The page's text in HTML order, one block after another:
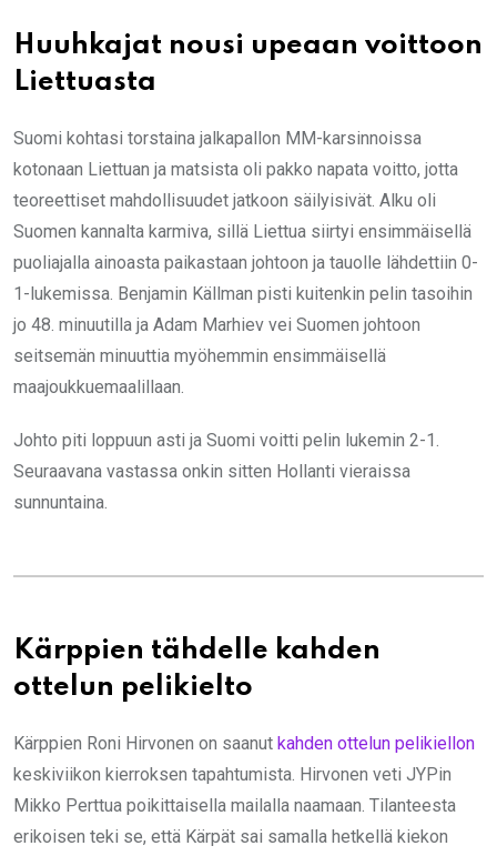
Huuhkajat nousi upeaan voittoon
Liettuasta
Suomi kohtasi torstaina jalkapallon MM-karsinnoissa
kotonaan Liettuan ja matsista oli pakko napata voitto, jotta
teoreettiset mahdollisuudet jatkoon säilyisivät. Alku oli
Suomen kannalta karmiva, sillä Liettua siirtyi ensimmäisellä
puoliajalla ainoasta paikastaan johtoon ja tauolle lähdettiin 0-
1-lukemissa. Benjamin Källman pisti kuitenkin pelin tasoihin
jo 48. minuutilla ja Adam Marhiev vei Suomen johtoon
seitsemän minuuttia myöhemmin ensimmäisellä
maajoukkuemaalillaan.
Johto piti loppuun asti ja Suomi voitti pelin lukemin 2-1.
Seuraavana vastassa onkin sitten Hollanti vieraissa
sunnuntaina.
Kärppien tähdelle kahden
ottelun pelikielto
Kärppien Roni Hirvonen on saanut kahden ottelun pelikiellon
keskiviikon kierroksen tapahtumista. Hirvonen veti JYPin
Mikko Perttua poikittaisella mailalla naamaan. Tilanteesta
erikoisen teki se, että Kärpät sai samalla hetkellä kiekon